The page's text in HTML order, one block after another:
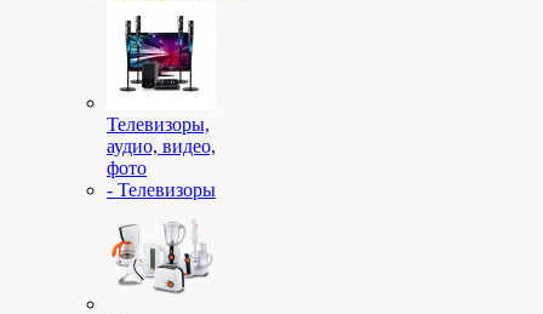
Телевизоры,
аудио, видео,
фото
- Телевизоры